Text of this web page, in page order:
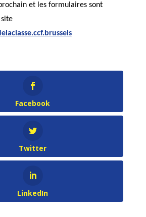
et les formulaires sont
Facebook
Twitter
LinkedIn